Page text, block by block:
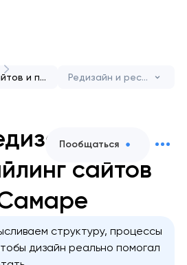
Пообщаться
UX/UI дизайн сайтов и приложений Редизайн и рестайлинг сайтов
сайтов
структуру, процессы
дизайн реально помогал